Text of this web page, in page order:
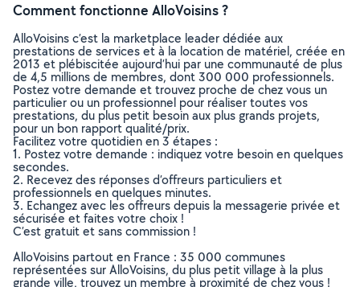
Comment fonctionne AlloVoisins ?
AlloVoisins c’est la marketplace leader dédiée aux
prestations de services et à la location de matériel, créée en
2013 et plébiscitée aujourd’hui par une communauté de plus
de 4,5 millions de membres, dont 300 000 professionnels.
Postez votre demande et trouvez proche de chez vous un
particulier ou un professionnel pour réaliser toutes vos
prestations, du plus petit besoin aux plus grands projets,
pour un bon rapport qualité/prix.
Facilitez votre quotidien en 3 étapes :
1. Postez votre demande : indiquez votre besoin en quelques
secondes.
2. Recevez des réponses d’offreurs particuliers et
professionnels en quelques minutes.
3. Echangez avec les offreurs depuis la messagerie privée et
sécurisée et faites votre choix !
C’est gratuit et sans commission !
AlloVoisins partout en France : 35 000 communes
représentées sur AlloVoisins, du plus petit village à la plus
grande ville, trouvez un membre à proximité de chez vous !